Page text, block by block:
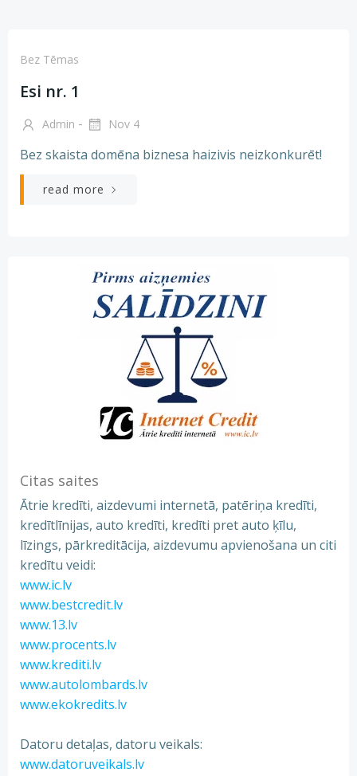
Bez Tēmas
Esi nr. 1
Admin - Nov 4
Bez skaista domēna biznesa haizivis neizkonkurēt!
read more
Citas saites
Ātrie kredīti, aizdevumi internetā, patēriņa kredīti,
kredītlīnijas, auto kredīti, kredīti pret auto ķīlu,
līzings, pārkreditācija, aizdevumu apvienošana un citi
kredītu veidi:
www.ic.lv
www.bestcredit.lv
www.13.lv
www.procents.lv
www.krediti.lv
www.autolombards.lv
www.ekokredits.lv
Datoru detaļas, datoru veikals:
www.datoruveikals.lv